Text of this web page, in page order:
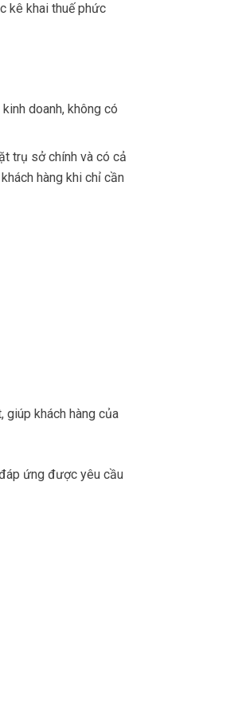
kê khai thuế phức
doanh, không có
trụ sở chính và có cả
hàng khi chỉ cần
giúp khách hàng của
ứng được yêu cầu